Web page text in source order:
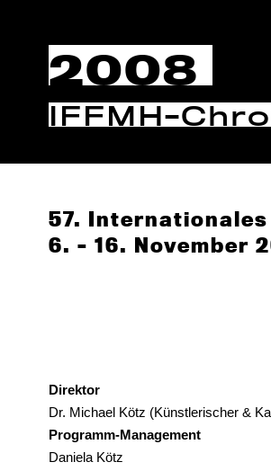
2008
IFFMH-
57.
6. – 16. November
Direktor
Dr. Michael Kötz (Künstlerischer &
Programm-Management
Daniela Kötz